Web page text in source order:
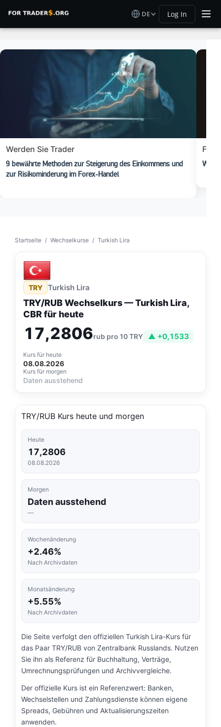
DE Log In
Werden Sie Trader
9 bewährte Methoden zur Steigerung des Einkommens und
zur Risikominderung im Forex-Handel
Was
Startseite / Wechselkurse / Turkish Lira
TRY Turkish Lira
TRY/RUB Wechselkurs — Turkish Lira,
CBR für heute
17,2806rub pro 10 TRY ▲ +0,1533
Kurs für heute
08.08.2026
Kurs für morgen
Daten ausstehend
TRY/RUB Kurs heute und morgen
Heute
17,2806
08.08.2026
Morgen
Daten ausstehend
—
Wochenänderung
+2.46%
Nach Archivdaten
Monatsänderung
+5.55%
Nach Archivdaten
Die Seite verfolgt den offiziellen Turkish Lira-Kurs für
das Paar TRY/RUB von Zentralbank Russlands. Nutzen
Sie ihn als Referenz für Buchhaltung, Verträge,
Umrechnungsprüfungen und Archivvergleiche.
Der offizielle Kurs ist ein Referenzwert: Banken,
Wechselstellen und Zahlungsdienste können eigene
Spreads, Gebühren und Aktualisierungszeiten
anwenden.